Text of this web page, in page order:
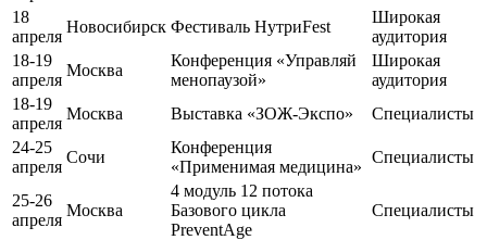
18
апреля
Новосибирск Фестиваль НутриFest
Широкая
аудитория
18-19
апреля
Москва
Конференция «Управляй
менопаузой»
Широкая
аудитория
18-19
апреля
Москва Выставка «ЗОЖ-Экспо»
Специалисты
24-25
апреля
Сочи
Конференция
«Применимая медицина»
Специалисты
25-26
апреля
Москва
4 модуль 12 потока
Базового цикла
PreventAge
Специалисты